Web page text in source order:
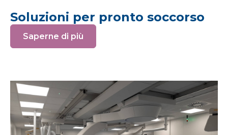
Soluzioni per pronto soccorso
Saperne di più